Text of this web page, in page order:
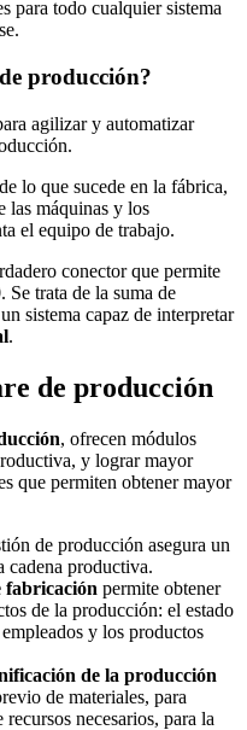
para todo cualquier sistema
producción?
agilizar y automatizar
lo que sucede en la fábrica,
las máquinas y los
el equipo de trabajo.
conector que permite
Se trata de la suma de
sistema capaz de interpretar
.
de producción
, ofrecen módulos
y lograr mayor
que permiten obtener mayor
de producción asegura un
cadena productiva.
fabricación permite obtener
de la producción: el estado
y los productos
de la producción
de materiales, para
necesarios, para la